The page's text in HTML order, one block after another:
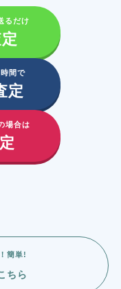
るだけ
間で
定
場合は
簡単!
ちら